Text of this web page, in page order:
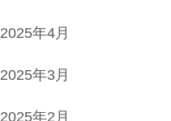
2025年4月
2025年3月
2025年2月